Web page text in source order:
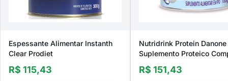
Espessante Alimentar Instanth
Clear Prodiet
R$ 115,43
Nutridrink Protein
Suplemento Proteico
R$ 151,43